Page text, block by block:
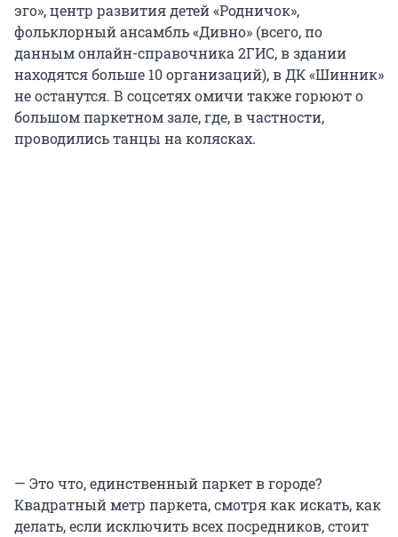
эго», центр развития детей «Родничок»,
фольклорный ансамбль «Дивно» (всего, по
данным онлайн-справочника 2ГИС, в здании
находятся больше 10 организаций), в ДК «Шинник»
не останутся. В соцсетях омичи также горюют о
большом паркетном зале, где, в частности,
проводились танцы на колясках.
— Это что, единственный паркет в городе?
Квадратный метр паркета, смотря как искать, как
делать, если исключить всех посредников, стоит